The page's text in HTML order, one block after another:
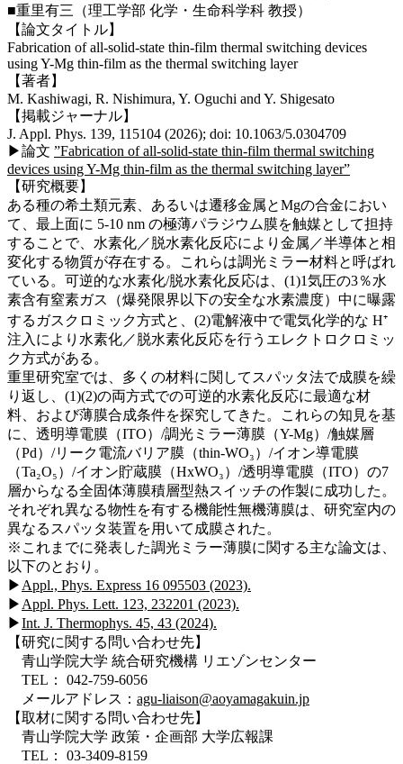
■重里有三（理工学部 化学・生命科学科 教授）
【論文タイトル】
Fabrication of all-solid-state thin-film thermal switching devices
using Y-Mg thin-film as the thermal switching layer
【著者】
M. Kashiwagi, R. Nishimura, Y. Oguchi and Y. Shigesato
【掲載ジャーナル】
J. Appl. Phys. 139, 115104 (2026); doi: 10.1063/5.0304709
▶論文 ”Fabrication of all-solid-state thin-film thermal switching
devices using Y-Mg thin-film as the thermal switching layer”
【研究概要】
ある種の希土類元素、あるいは遷移金属とMgの合金におい
て、最上面に 5-10 nm の極薄パラジウム膜を触媒として担持
することで、水素化／脱水素化反応により金属／半導体と相
変化する物質が存在する。これらは調光ミラー材料と呼ばれ
ている。可逆的な水素化/脱水素化反応は、(1)1気圧の3％水
素含有窒素ガス（爆発限界以下の安全な水素濃度）中に曝露
するガスクロミック方式と、(2)電解液中で電気化学的な H⁺
注入により水素化／脱水素化反応を行うエレクトロクロミッ
ク方式がある。
重里研究室では、多くの材料に関してスパッタ法で成膜を繰
り返し、(1)(2)の両方式での可逆的水素化反応に最適な材
料、および薄膜合成条件を探究してきた。これらの知見を基
に、透明導電膜（ITO）/調光ミラー薄膜（Y-Mg）/触媒層
（Pd）/リーク電流バリア膜（thin-WO₃）/イオン導電膜
（Ta₂O₅）/イオン貯蔵膜（HxWO₃）/透明導電膜（ITO）の7
層からなる全固体薄膜積層型熱スイッチの作製に成功した。
それぞれ異なる物性を有する機能性無機薄膜は、研究室内の
異なるスパッタ装置を用いて成膜された。
※これまでに発表した調光ミラー薄膜に関する主な論文は、
以下のとおり。
▶ Appl., Phys. Express 16 095503 (2023).
▶ Appl. Phys. Lett. 123, 232201 (2023).
▶Int. J. Thermophys. 45, 43 (2024).
【研究に関する問い合わせ先】
青山学院大学 統合研究機構 リエゾンセンター
TEL： 042-759-6056
メールアドレス： agu-liaison@aoyamagakuin.jp
【取材に関する問い合わせ先】
青山学院大学 政策・企画部 大学広報課
TEL： 03-3409-8159